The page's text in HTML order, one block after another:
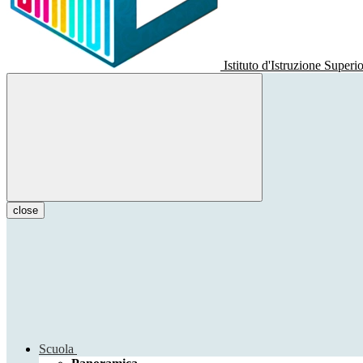
Istituto d'Istruzione
close
Scuola